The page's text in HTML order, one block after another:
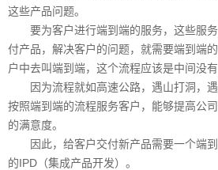
这些产品问题。
要为客户进行端到端的服务，这些服
付产品，解决客户的问题，就需要端到端
户中去叫端到端，这个流程应该是中间没有
因为流程就如高速公路，遇山打洞，
按照端到端的流程服务客户，能够提高公
的满意度。
因此，给客户交付新产品需要一个端
的IPD（集成产品开发）。